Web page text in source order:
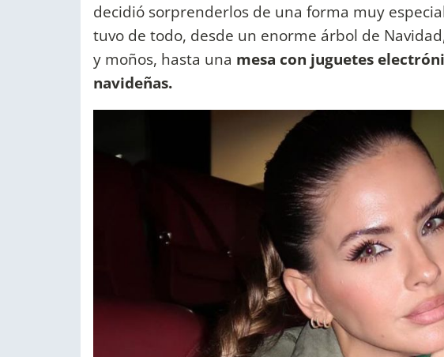
decidió sorprenderlos de una forma muy
tuvo de todo, desde un enorme árbol de
y moños, hasta una mesa con juguetes
navideñas.